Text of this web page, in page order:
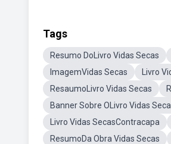
Tags
Resumo DoLivro Vidas Secas
ImagemVidas Secas
Livro
ResaumoLivro Vidas Secas
Banner Sobre OLivro Vidas
Livro Vidas SecasContracapa
ResumoDa Obra Vidas Secas